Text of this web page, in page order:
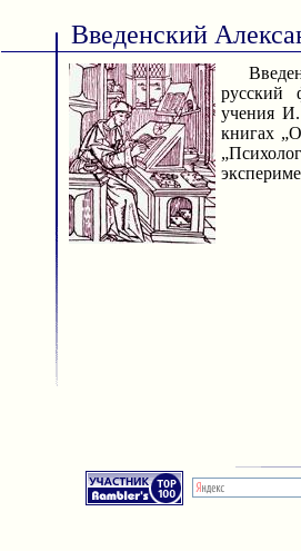
Введенский
русский
учения
книгах